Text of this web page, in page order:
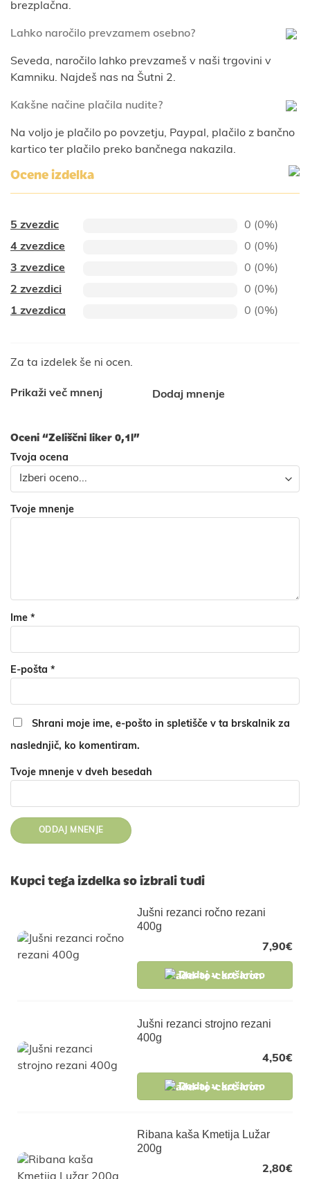
brezplačna.
Lahko naročilo prevzamem osebno?
Seveda, naročilo lahko prevzameš v naši trgovini v
Kamniku. Najdeš nas na Šutni 2.
Kakšne načine plačila nudite?
Na voljo je plačilo po povzetju, Paypal, plačilo z bančno
kartico ter plačilo preko bančnega nakazila.
Ocene izdelka
5 zvezdic
0 (0%)
4 zvezdice
0 (0%)
3 zvezdice
0 (0%)
2 zvezdici
0 (0%)
1 zvezdica
0 (0%)
Za ta izdelek še ni ocen.
Prikaži več mnenj Dodaj mnenje
Oceni “Zeliščni liker 0,1l”
Tvoja ocena
Tvoje mnenje
Ime *
E-pošta *
Shrani moje ime, e-pošto in spletišče v ta brskalnik za
naslednjič, ko komentiram.
Tvoje mnenje v dveh besedah
Kupci tega izdelka so izbrali tudi
Jušni rezanci ročno rezani
400g
7,90€
Dodaj v košarico
Jušni rezanci strojno rezani
400g
4,50€
Dodaj v košarico
Ribana kaša Kmetija Lužar
200g
2,80€